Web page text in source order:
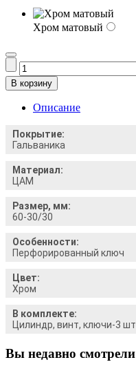
Хром матовый
Описание
Покрытие:
Гальваника
Материал:
ЦАМ
Размер, мм:
60-30/30
Особенности:
Перфорированный ключ
Цвет:
Хром
В комплекте:
Цилиндр, винт, ключи-3 шт.
Вы недавно смотрели